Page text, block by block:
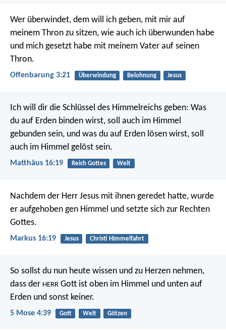
Wer überwindet, dem will ich geben, mit mir auf
meinem Thron zu sitzen, wie auch ich überwunden habe
und mich gesetzt habe mit meinem Vater auf seinen
Thron.
Offenbarung 3:21 Überwindung Belohnung Jesus
Ich will dir die Schlüssel des Himmelreichs geben: Was
du auf Erden binden wirst, soll auch im Himmel
gebunden sein, und was du auf Erden lösen wirst, soll
auch im Himmel gelöst sein.
Matthäus 16:19 Reich Gottes Welt
Nachdem der Herr Jesus mit ihnen geredet hatte, wurde
er aufgehoben gen Himmel und setzte sich zur Rechten
Gottes.
Markus 16:19 Jesus Christi Himmelfahrt
So sollst du nun heute wissen und zu Herzen nehmen,
dass der HERR Gott ist oben im Himmel und unten auf
Erden und sonst keiner.
5 Mose 4:39 Gott Welt Götzen